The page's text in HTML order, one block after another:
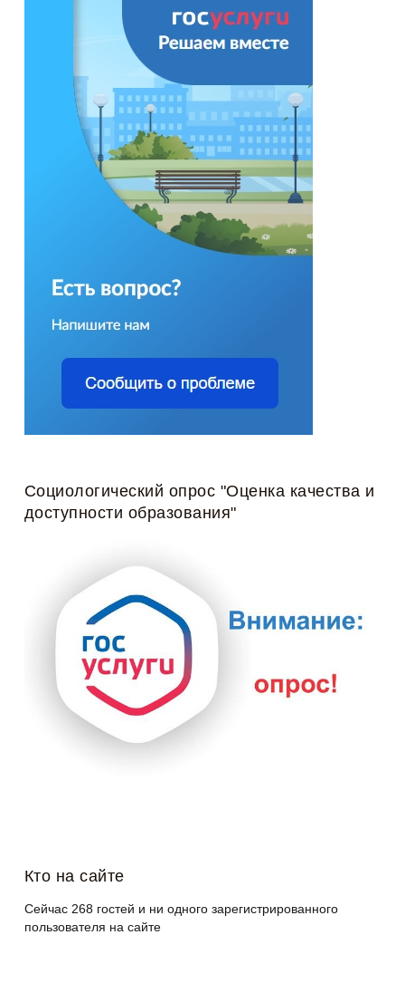
Социологический опрос "Оценка качества и
доступности образования"
Кто на сайте
Сейчас 268 гостей и ни одного зарегистрированного
пользователя на сайте